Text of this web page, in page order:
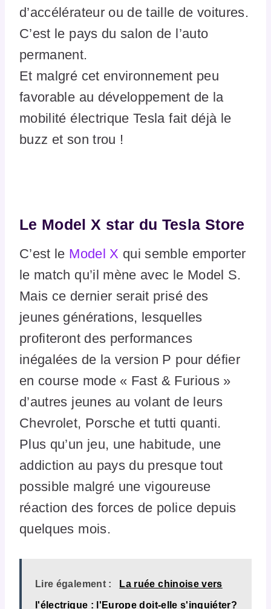
d’accélérateur ou de taille de voitures.
C’est le pays du salon de l’auto
permanent.
Et malgré cet environnement peu
favorable au développement de la
mobilité électrique Tesla fait déjà le
buzz et son trou !
Le Model X star du Tesla Store
C’est le Model X qui semble emporter
le match qu’il mène avec le Model S.
Mais ce dernier serait prisé des
jeunes générations, lesquelles
profiteront des performances
inégalées de la version P pour défier
en course mode « Fast & Furious »
d’autres jeunes au volant de leurs
Chevrolet, Porsche et tutti quanti.
Plus qu’un jeu, une habitude, une
addiction au pays du presque tout
possible malgré une vigoureuse
réaction des forces de police depuis
quelques mois.
Lire également : La ruée chinoise vers
l'électrique : l'Europe doit-elle s'inquiéter?